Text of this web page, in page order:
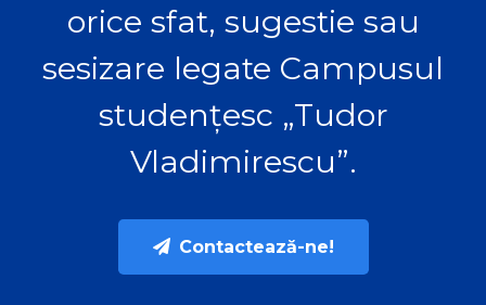
orice sfat, sugestie sau
sesizare legate Campusul
studențesc „Tudor
Vladimirescu”.
Contactează-ne!